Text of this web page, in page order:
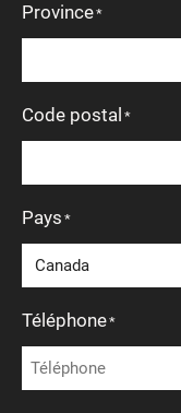
Province*
Code postal *
Pays *
Téléphone*